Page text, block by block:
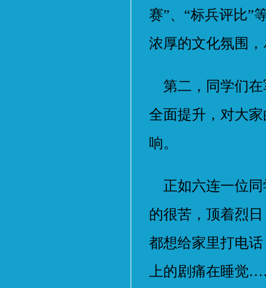
赛”、“标兵评比”
浓厚的文化氛围
第二，同学们在
全面提升，对大
响。
正如六连一位同
的很苦，顶着烈
都想给家里打电
上的剧痛在睡觉